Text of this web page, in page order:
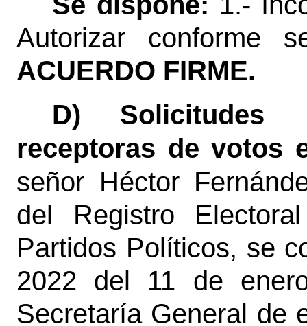
Autorizar conforme
ACUERDO FIRME.
D)
Solicitudes
receptoras de votos
señor Héctor
del Registro
Partidos Políticos, se
2022 del 11 de
Secretaría General de